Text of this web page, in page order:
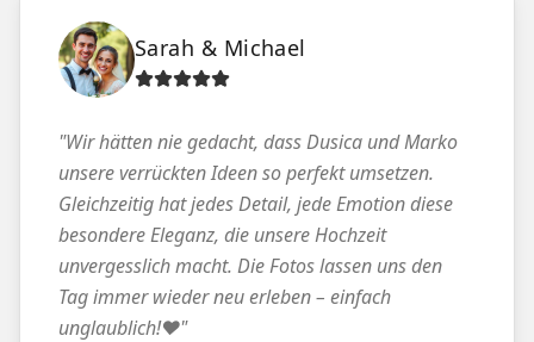
Sarah & Michael
"Wir hätten nie gedacht, dass Dusica und Marko
unsere verrückten Ideen so perfekt umsetzen.
Gleichzeitig hat jedes Detail, jede Emotion diese
besondere Eleganz, die unsere Hochzeit
unvergesslich macht. Die Fotos lassen uns den
Tag immer wieder neu erleben – einfach
unglaublich!❤️"